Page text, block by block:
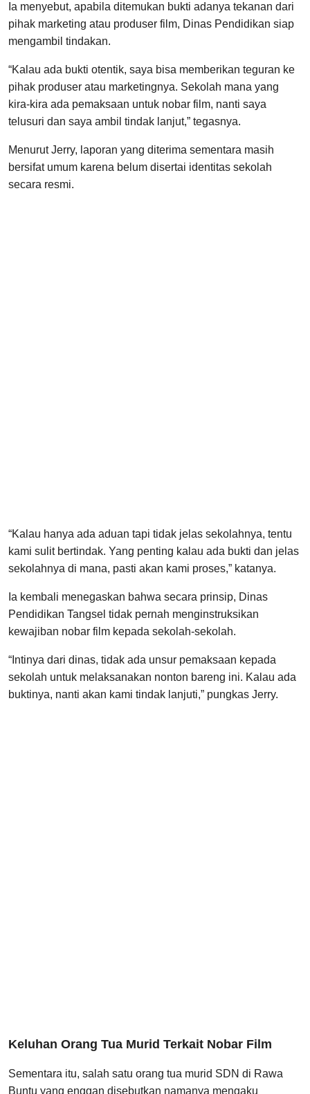
Ia menyebut, apabila ditemukan bukti adanya tekanan dari
pihak marketing atau produser film, Dinas Pendidikan siap
mengambil tindakan.
“Kalau ada bukti otentik, saya bisa memberikan teguran ke
pihak produser atau marketingnya. Sekolah mana yang
kira-kira ada pemaksaan untuk nobar film, nanti saya
telusuri dan saya ambil tindak lanjut,” tegasnya.
Menurut Jerry, laporan yang diterima sementara masih
bersifat umum karena belum disertai identitas sekolah
secara resmi.
“Kalau hanya ada aduan tapi tidak jelas sekolahnya, tentu
kami sulit bertindak. Yang penting kalau ada bukti dan jelas
sekolahnya di mana, pasti akan kami proses,” katanya.
Ia kembali menegaskan bahwa secara prinsip, Dinas
Pendidikan Tangsel tidak pernah menginstruksikan
kewajiban nobar film kepada sekolah-sekolah.
“Intinya dari dinas, tidak ada unsur pemaksaan kepada
sekolah untuk melaksanakan nonton bareng ini. Kalau ada
buktinya, nanti akan kami tindak lanjuti,” pungkas Jerry.
Keluhan Orang Tua Murid Terkait Nobar Film
Sementara itu, salah satu orang tua murid SDN di Rawa
Buntu yang enggan disebutkan namanya mengaku